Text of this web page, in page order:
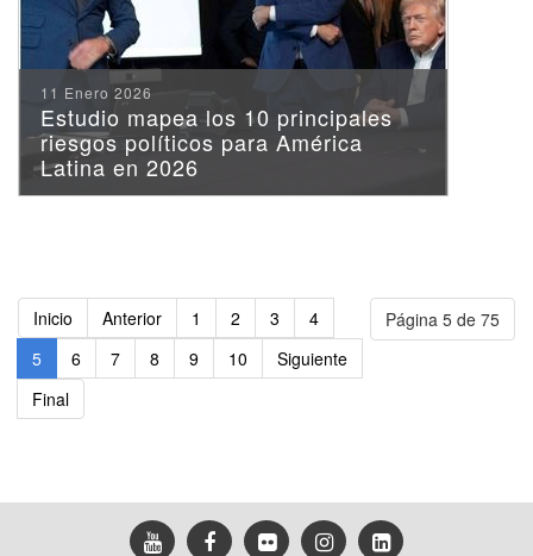
11 Enero 2026
Estudio mapea los 10 principales
riesgos políticos para América
Latina en 2026
Página 5 de 75
Inicio Anterior 1 2 3
4
5
6 7 8 9 10
Siguiente
Final